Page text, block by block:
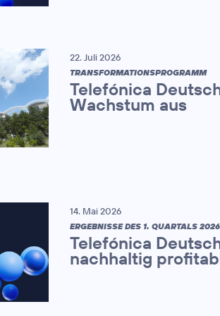
22. Juli 2026
TRANSFORMATIONSPROGRAMM
Telefónica
Wachstum aus
14. Mai 2026
ERGEBNISSE DES 1. QUARTALS 2026
Telefónica
nachhaltig